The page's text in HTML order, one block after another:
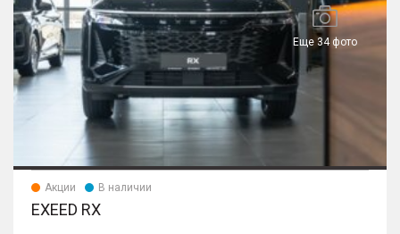
Еще 34 фото
Акции В наличии
EXEED RX